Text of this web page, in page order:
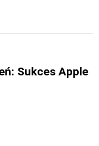
Sukces Apple